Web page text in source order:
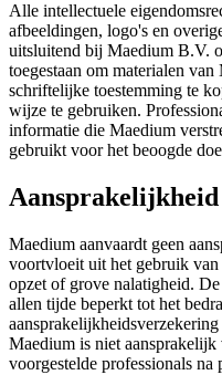
Alle intellectuele
afbeeldingen, logo's en
uitsluitend bij Maedium B.V.
toegestaan om materialen
schriftelijke toestemming te
wijze te gebruiken.
informatie die Maedium
gebruikt voor het beoogde
Aansprakelijkheid
Maedium aanvaardt geen
voortvloeit uit het gebruik van
opzet of grove nalatigheid.
allen tijde beperkt tot het
Maedium is niet
voorgestelde professionals na